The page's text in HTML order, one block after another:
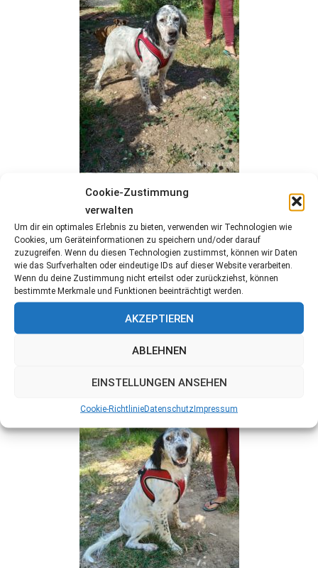
Cookie-Zustimmung
verwalten
Um dir ein optimales Erlebnis zu bieten, verwenden wir Technologien wie
Cookies, um Geräteinformationen zu speichern und/oder darauf
zuzugreifen. Wenn du diesen Technologien zustimmst, können wir Daten
wie das Surfverhalten oder eindeutige IDs auf dieser Website verarbeiten.
Wenn du deine Zustimmung nicht erteilst oder zurückziehst, können
bestimmte Merkmale und Funktionen beeinträchtigt werden.
AKZEPTIEREN
ABLEHNEN
EINSTELLUNGEN ANSEHEN
Cookie-RichtlinieDatenschutzImpressum